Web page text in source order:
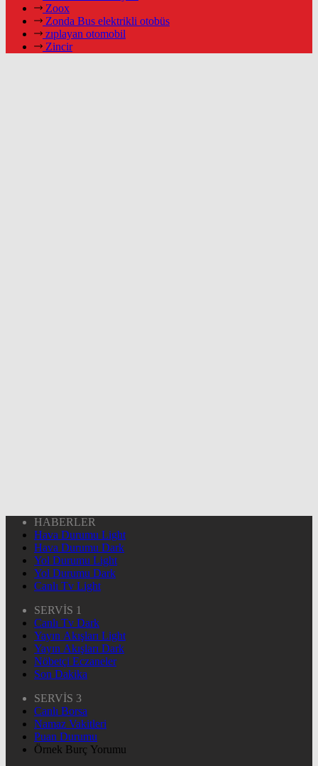
Zoox
Zonda Bus elektrikli otobüs
zıplayan otomobil
Zincir
HABERLER
Hava Durumu Light
Hava Durumu Dark
Yol Durumu Light
Yol Durumu Dark
Canlı Tv Light
SERVİS 1
Canlı Tv Dark
Yayın Akışları Light
Yayın Akışları Dark
Nöbetçi Eczaneler
Son Dakika
SERVİS 3
Canlı Borsa
Namaz Vakitleri
Puan Durumu
Örnek Burç Yorumu